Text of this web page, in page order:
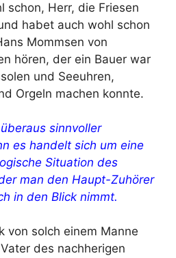
schon, Herr, die Friesen
habet auch wohl schon
Mommsen von
hören, der ein Bauer war
und Seeuhren,
Orgeln machen konnte.
sinnvoller
es handelt sich um eine
Situation des
man den Haupt-Zuhörer
in den Blick nimmt.
von solch einem Manne
des nachherigen